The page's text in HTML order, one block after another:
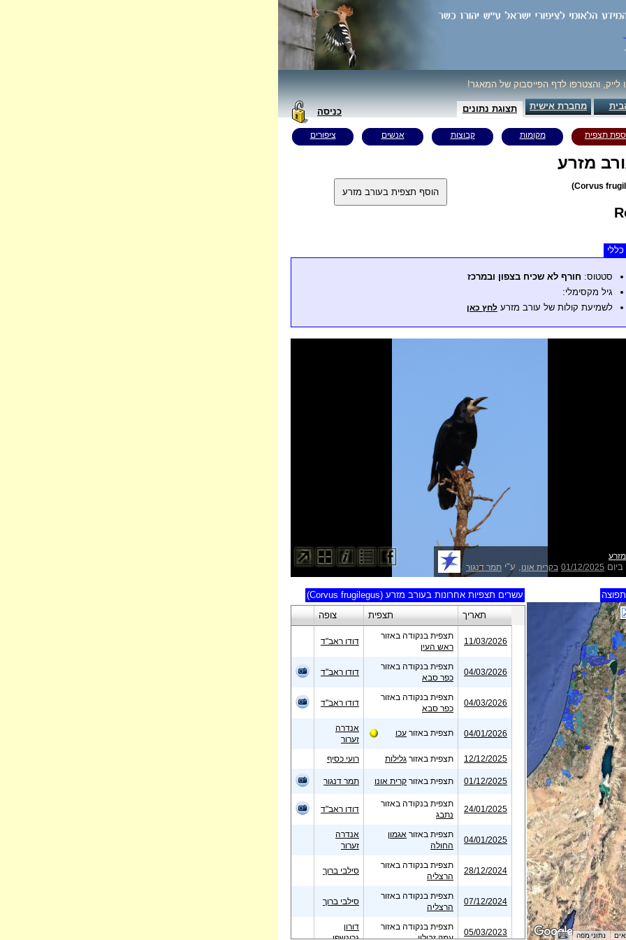
לייק, והצטרפו לדף הפייסבוק של המאגר!
מחברת אישית תצוגת נתונים כניסה
תצפית מקומות קבוצות אנשים ציפורים
מזרע
סטטוס: חורף לא שכיח בצפון ובמרכז
גיל מקסימלי:
לשמיעת קולות של עורב מזרע לחץ כאן
01/12/2025 בקרית אונו, ע"י תמר דנגור
עשרים תצפיות אחרונות בעורב מזרע (Corvus frugilegus)
צופה
תצפית תאריך
דודו ראב"ד
תצפית בנקודה באזור
ראש העין
11/03/2026
דודו ראב"ד
תצפית בנקודה באזור
כפר סבא
04/03/2026
דודו ראב"ד
תצפית בנקודה באזור
כפר סבא
04/03/2026
אנדרה
זערור
תצפית באזור עכו 04/01/2026
רועי כסיף תצפית באזור גלילות 12/12/2025
תמר דנגור תצפית באזור קרית אונו 01/12/2025
דודו ראב"ד
תצפית בנקודה באזור
נתבג
24/01/2025
אנדרה
זערור
תצפית באזור אגמון
החולה
04/01/2025
סילבי ברוך
תצפית בנקודה באזור
הרצליה
28/12/2024
סילבי ברוך
תצפית בנקודה באזור
הרצליה
07/12/2024
דורון
גרינשפן
תצפית בנקודה באזור
עמק זבולון
05/03/2023